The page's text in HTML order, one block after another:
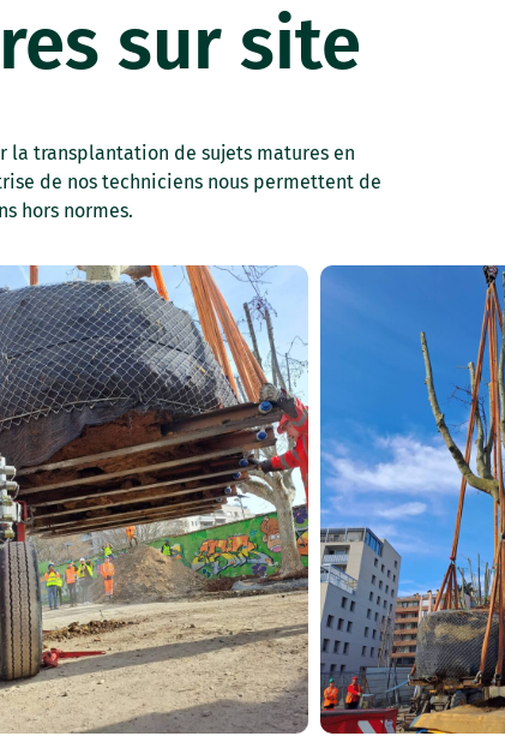
sur site
la transplantation de sujets matures en
de nos techniciens nous permettent de
hors normes.